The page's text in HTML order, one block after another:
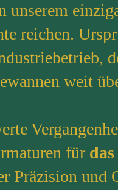
reichen.
weit
für das
Präzision und